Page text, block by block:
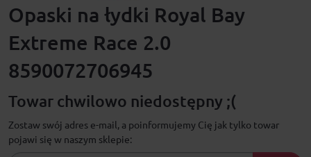
Opaski na łydki Royal Bay
Extreme Race 2.0
8590072706945
Towar chwilowo niedostępny ;(
Zostaw swój adres e-mail, a poinformujemy Cię jak tylko towar
pojawi się w naszym sklepie: